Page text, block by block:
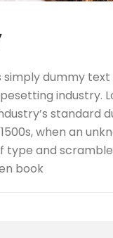
simply dummy
industry.
standard
when an
type and
book